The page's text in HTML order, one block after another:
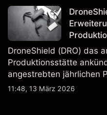
verlässlicher Indikator für
DroneShield (DRO) das
Produktionsstätte
angestrebten jährlichen
etwa 2,4 Mrd. AUD bis
11:48, 13 März 2026